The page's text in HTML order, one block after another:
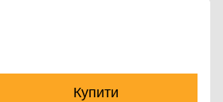
Купити